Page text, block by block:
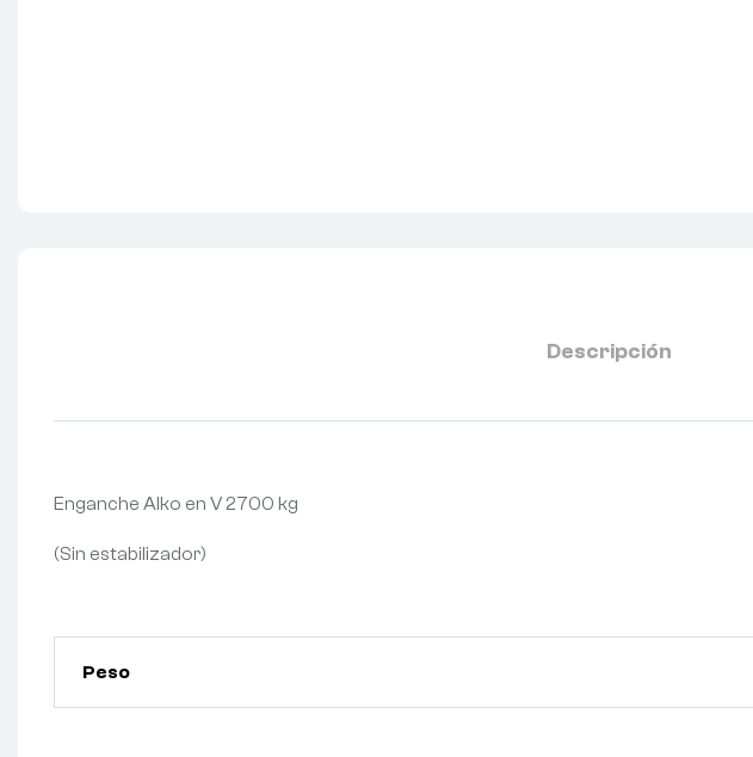
Descripción
Enganche Alko en V 2700 kg
(Sin estabilizador)
Peso